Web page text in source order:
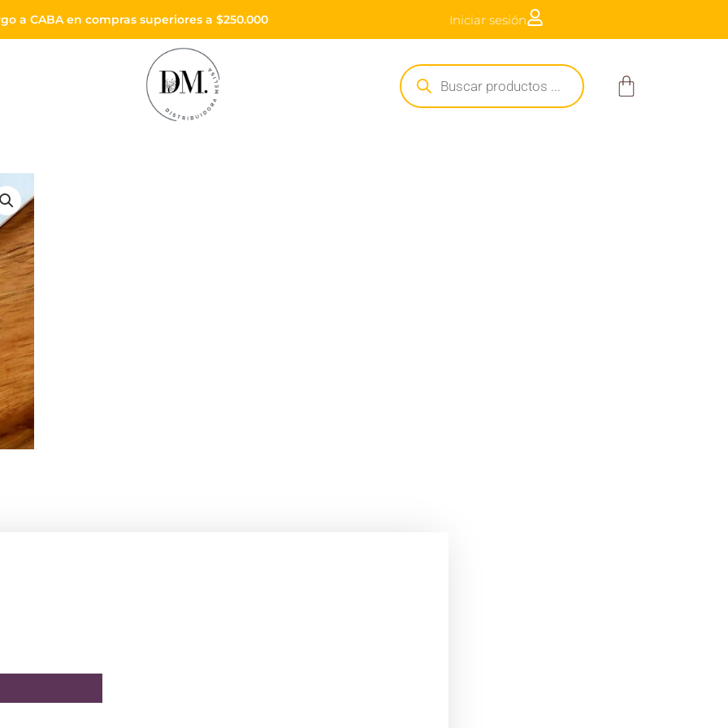
el paísEnviós sin cargo a CABA en compras superiores a $250.000 Iniciar sesión
Búsqueda
de
productos
Carrito